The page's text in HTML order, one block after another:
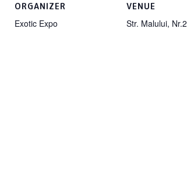
ORGANIZER
Exotic Expo
VENUE
Str. Malului, Nr.2